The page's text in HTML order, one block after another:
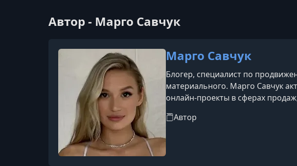
Автор - Марго Савчук
Марго Савчук
Блогер, специалист по
материального. Марго Савчук
онлайн-проекты в сферах
Автор